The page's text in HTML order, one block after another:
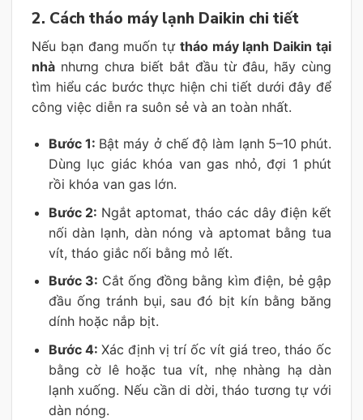
2. Cách tháo máy lạnh Daikin chi tiết
Nếu bạn đang muốn tự tháo máy lạnh Daikin tại
nhà nhưng chưa biết bắt đầu từ đâu, hãy cùng
tìm hiểu các bước thực hiện chi tiết dưới đây để
công việc diễn ra suôn sẻ và an toàn nhất.
Bước 1: Bật máy ở chế độ làm lạnh 5–10 phút.
Dùng lục giác khóa van gas nhỏ, đợi 1 phút
rồi khóa van gas lớn.
Bước 2: Ngắt aptomat, tháo các dây điện kết
nối dàn lạnh, dàn nóng và aptomat bằng tua
vít, tháo giắc nối bằng mỏ lết.
Bước 3: Cắt ống đồng bằng kìm điện, bẻ gập
đầu ống tránh bụi, sau đó bịt kín bằng băng
dính hoặc nắp bịt.
Bước 4: Xác định vị trí ốc vít giá treo, tháo ốc
bằng cờ lê hoặc tua vít, nhẹ nhàng hạ dàn
lạnh xuống. Nếu cần di dời, tháo tương tự với
dàn nóng.